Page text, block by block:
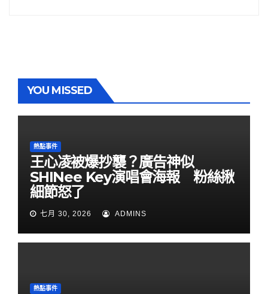
YOU MISSED
熱點事件
王心凌被爆抄襲？廣告神似
SHINee Key演唱會海報 粉絲揪
細節怒了
七月 30, 2026 ADMINS
熱點事件